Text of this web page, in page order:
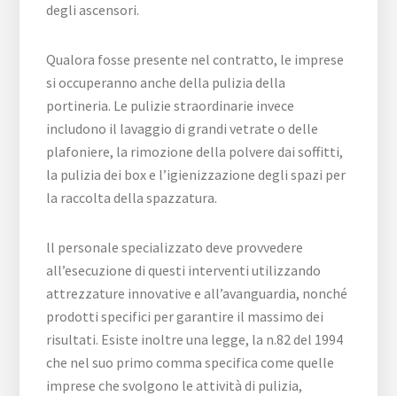
degli ascensori.
Qualora fosse presente nel contratto, le imprese
si occuperanno anche della pulizia della
portineria. Le pulizie straordinarie invece
includono il lavaggio di grandi vetrate o delle
plafoniere, la rimozione della polvere dai soffitti,
la pulizia dei box e l’igienizzazione degli spazi per
la raccolta della spazzatura.
ll personale specializzato deve provvedere
all’esecuzione di questi interventi utilizzando
attrezzature innovative e all’avanguardia, nonché
prodotti specifici per garantire il massimo dei
risultati. Esiste inoltre una legge, la n.82 del 1994
che nel suo primo comma specifica come quelle
imprese che svolgono le attività di pulizia,